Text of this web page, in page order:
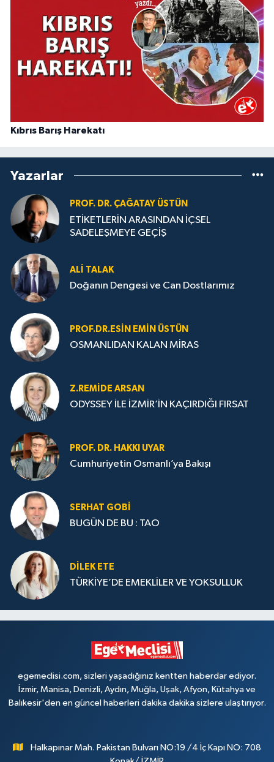
Kıbrıs Barış Harekatı
Yazarlar
PROF. DR. ÇAĞATAY ÜSTÜN
ETİKETLERİN ARASINDAN İÇSEL
SADELEŞMEYE GEÇİŞ
ALI TALAK
Doğanın Dengesi ve Can Dostlarımız
PROF.DR.ESIN EMIN ÜSTÜN
OSMANLIDAN KALAN MİRAS
Z.REMIDE ARSAN
ODYSSEY İLE İZMİR’İN KAÇIRDIĞI FIRSAT
PROF. DR. HAKKI UYAR
Cumhuriyetin Osmanlı’ya Bakışı
SERHAT GOBİ
BUGÜN DE BU : TAO
DILEK ETE
TÜRKİYE’DE EMEKLİLER VE YOKSULLUK
egemeclisi.com, sizleri yaşadığınız kentten haberdar ediyor.
İzmir, Manisa, Denizli, Aydın, Muğla, Uşak, Afyon, Kütahya ve
Balıkesir'den en güncel haberleri dakika dakika sizlere ulaştırıyor.
Halkapınar Mah. Pakistan Bulvarı NO:19 /4 İç Kapı NO: 708